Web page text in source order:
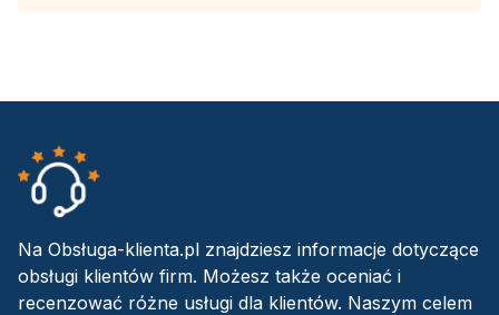
Na Obsługa-klienta.pl znajdziesz informacje dotyczące
obsługi klientów firm. Możesz także oceniać i
recenzować różne usługi dla klientów. Naszym celem